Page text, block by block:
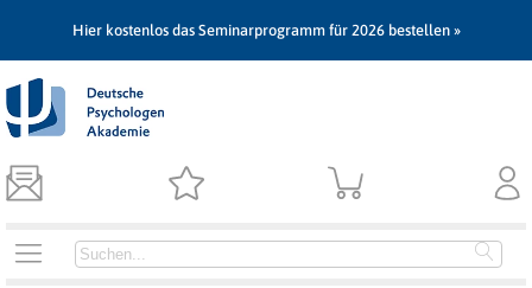
Hier kostenlos das Seminarprogramm für 2026 bestellen »